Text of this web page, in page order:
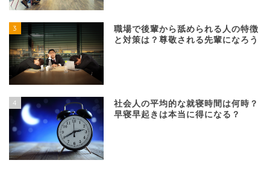
3
職場で後輩から舐められる人の特徴
と対策は？尊敬される先輩になろう
4
社会人の平均的な就寝時間は何時？
早寝早起きは本当に得になる？